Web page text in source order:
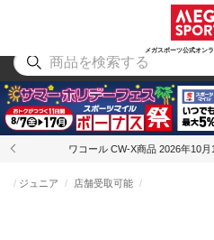
メガスポーツ公式オン
アウトドア
ワコール CW-X商品 2026年10
ジュニア 店舗受取可能